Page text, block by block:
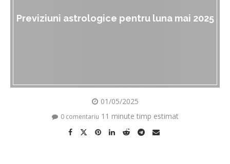
Previziuni astrologice pentru luna mai 2025
01/05/2025
0 comentariu 11 minute timp estimat